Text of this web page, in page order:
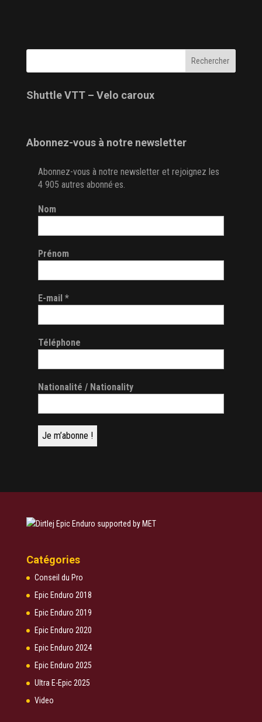
Shuttle VTT – Velo caroux
Abonnez-vous à notre newsletter
Abonnez-vous à notre newsletter et rejoignez les
4 905 autres abonné·es.
Nom
Prénom
E-mail *
Téléphone
Nationalité / Nationality
Catégories
Conseil du Pro
Epic Enduro 2018
Epic Enduro 2019
Epic Enduro 2020
Epic Enduro 2024
Epic Enduro 2025
Ultra E-Epic 2025
Video